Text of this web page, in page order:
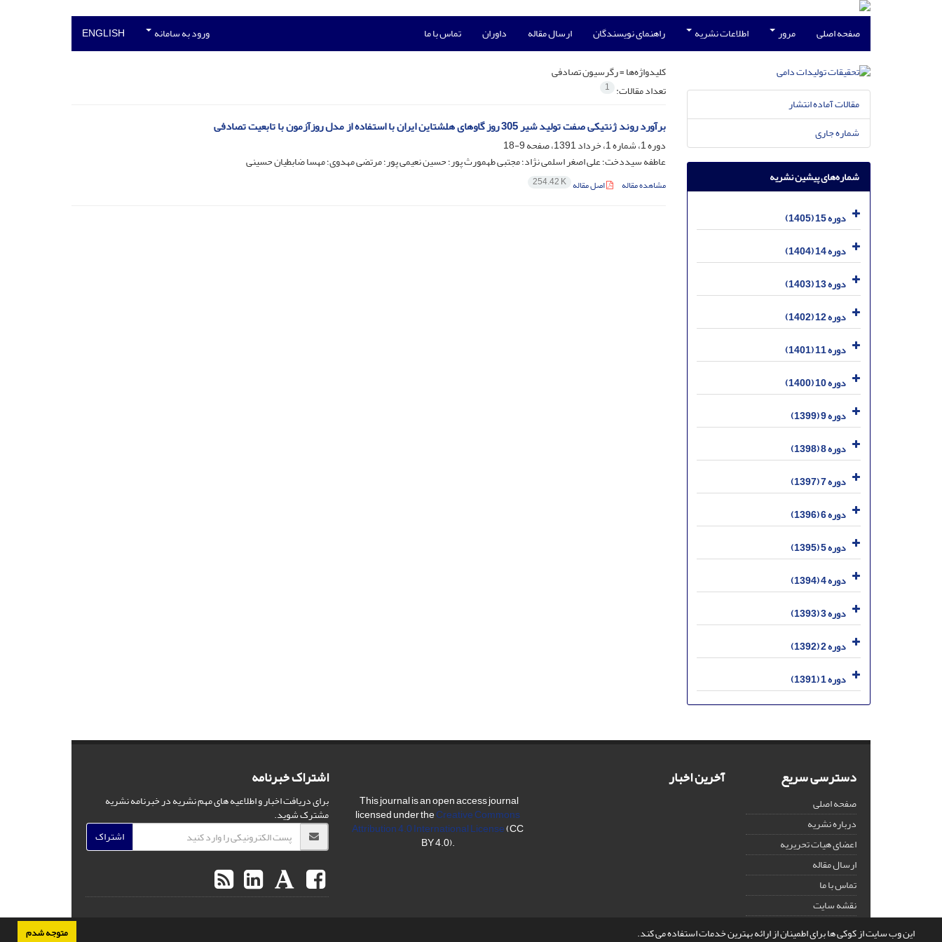
این وب سایت از کوکی ها برای اطمینان از ارائه بهترین خدمات استفاده می کند. متوجه شدم
صفحه اصلی مرور اطلاعات نشریه راهنمای نویسندگان ارسال مقاله داوران تماس با ما ورود به سامانه ENGLISH
کلیدواژه‌ها =رگرسیون تصادفی
تعداد مقالات: 1
برآورد روند ژنتیکی صفت تولید شیر 305 روز گاوهای هلشتاین ایران با استفاده از مدل روزآزمون با تابعیت تصادفی
دوره 1، شماره 1، خرداد 1391، صفحه
9-18
عاطفه سیددخت؛ علی اصغر اسلمی نژاد؛ مجتبی طهمورث پور؛ حسین نعیمی پور؛ مرتضی مهدوی؛ مهسا ضابطیان حسینی
مشاهده مقاله اصل مقاله 254.42 K
مقالات آماده انتشار
شماره جاری
شماره‌های پیشین نشریه
دوره 15 (1405)
دوره 14 (1404)
دوره 13 (1403)
دوره 12 (1402)
دوره 11 (1401)
دوره 10 (1400)
دوره 9 (1399)
دوره 8 (1398)
دوره 7 (1397)
دوره 6 (1396)
دوره 5 (1395)
دوره 4 (1394)
دوره 3 (1393)
دوره 2 (1392)
دوره 1 (1391)
دسترسی سریع
صفحه اصلی
درباره نشریه
اعضای هیات تحریریه
ارسال مقاله
تماس با ما
نقشه سایت
آخرین اخبار
This journal is an open access journal
licensed under theCreative Commons
Attribution 4.0 International License(CC
BY 4.0).
اشتراک خبرنامه
برای دریافت اخبار و اطلاعیه های مهم نشریه در خبرنامه نشریه
مشترک شوید.
اشتراک